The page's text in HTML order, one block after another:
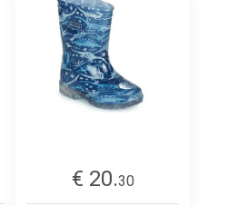
€ 20.30